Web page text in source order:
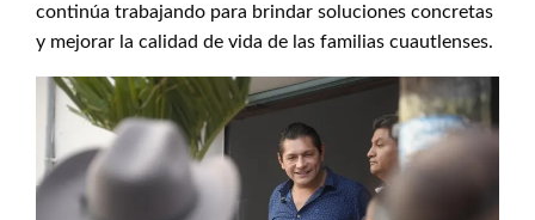
continúa trabajando para brindar soluciones concretas
y mejorar la calidad de vida de las familias cuautlenses.